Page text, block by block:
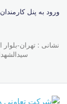
ورود به پنل
نشانی : تهران-
سیدالشهداء-